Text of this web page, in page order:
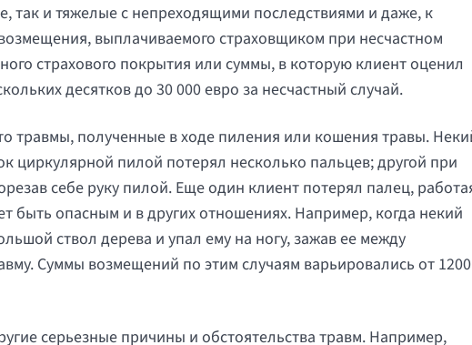
так и тяжелые с непреходящими последствиями и даже, к
выплачиваемого страховщиком при несчастном
страхового покрытия или суммы, в которую клиент оценил
десятков до 30 000 евро за несчастный случай.
травмы, полученные в ходе пиления или кошения травы.
циркулярной пилой потерял несколько пальцев; другой при
себе руку пилой. Еще один клиент потерял палец,
быть опасным и в других отношениях. Например, когда некий
ствол дерева и упал ему на ногу, зажав ее между
Суммы возмещений по этим случаям варьировались от 1200
серьезные причины и обстоятельства травм. Например,